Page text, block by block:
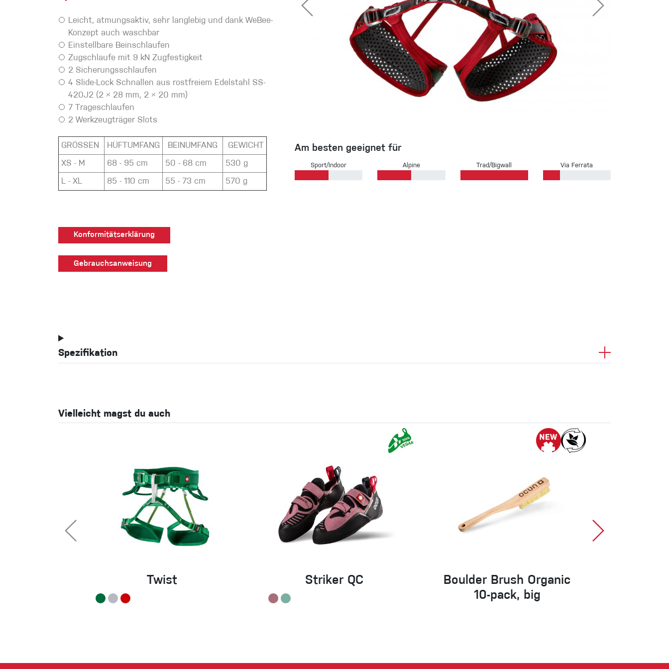
Handschuhe
Frauen Kletterhose
T-shirt
Leicht, atmungsaktiv, sehr langlebig und dank WeBee-
Konzept auch waschbar
Einstellbare Beinschlaufen
Zugschlaufe mit 9 kN Zugfestigkeit
2 Sicherungsschlaufen
4 Slide-Lock Schnallen aus rostfreiem Edelstahl SS-
420J2 (2 × 28 mm, 2 × 20 mm)
7 Trageschlaufen
2 Werkzeugträger Slots
GRÖSSEN HÜFTUMFANG BEINUMFANG GEWICHT
XS - M 68 - 95 cm 50 - 68 cm 530 g
L - XL 85 - 110 cm 55 - 73 cm 570 g
Konformitätserklärung
Gebrauchsanweisung
Am besten geeignet für
Sport/Indoor Alpine Trad/Bigwall Via Ferrata
Spezifikation
Vielleicht magst du auch
Twist Striker QC
Boulder Brush Organic
10-pack, big